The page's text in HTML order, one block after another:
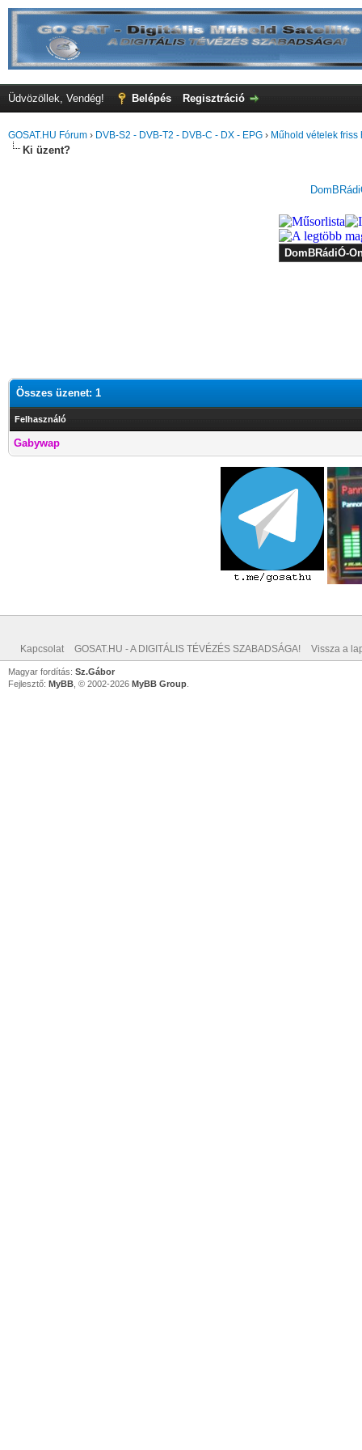
Üdvözöllek, Vendég! Belépés Regisztráció
GOSAT.HU Fórum › DVB-S2 - DVB-T2 - DVB-C - DX - EPG › Műhold vételek friss
Ki üzent?
Összes üzenet: 1
Felhasználó
Gabywap
Kapcsolat GOSAT.HU - A DIGITÁLIS TÉVÉZÉS SZABADSÁGA! Vissza a
Magyar fordítás: Sz.Gábor
Fejlesztő: MyBB , © 2002-2026 MyBB Group